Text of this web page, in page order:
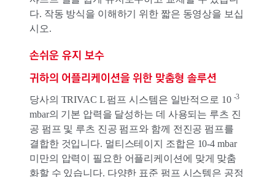
귀하의 어플리케이션을 위한 맞춤형 솔루션
당사의 TRIVAC L 펌프 시스템은 일반적으로 10 -3
mbar의 기본 압력을 달성하는 데 사용되는 루츠 진
공 펌프 및 루츠 진공 펌프와 함께 전진공 펌프를
결합한 것입니다. 멀티스테이지 조합은 10-4 mbar
미만의 압력이 필요한 어플리케이션에 맞게 맞춤
화할 수 있습니다. 다양한 표준 펌프 시스템은 공정
손쉬운 유지 보수
다. 작동 방식을 이해하기 위한 짧은 동영상을 보십
시오.